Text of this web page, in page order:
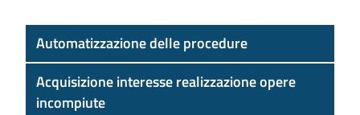
Automatizzazione delle procedure
Acquisizione interesse realizzazione opere
incompiute